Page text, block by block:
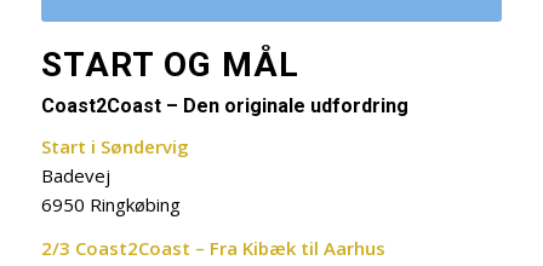
START OG MÅL
Coast2Coast – Den originale udfordring
Start i Søndervig
Badevej
6950 Ringkøbing
2/3 Coast2Coast – Fra Kibæk til Aarhus